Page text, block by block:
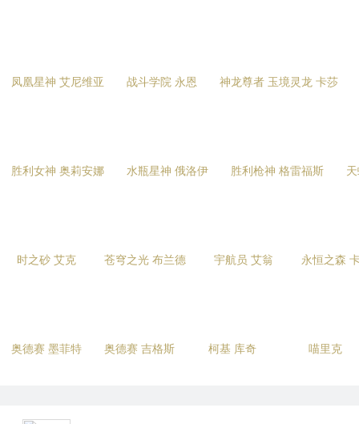
凤凰星神 艾尼维亚 战斗学院 永恩 神龙尊者 玉境灵龙 卡莎
胜利女神 奥莉安娜 水瓶星神 俄洛伊 胜利枪神 格雷福斯
时之砂 艾克 苍穹之光 布兰德 宇航员 艾翁 永恒之森
奥德赛 墨菲特 奥德赛 吉格斯 柯基 库奇 喵里克